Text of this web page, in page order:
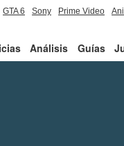
GTA 6 Sony Prime Video
Análisis Guías